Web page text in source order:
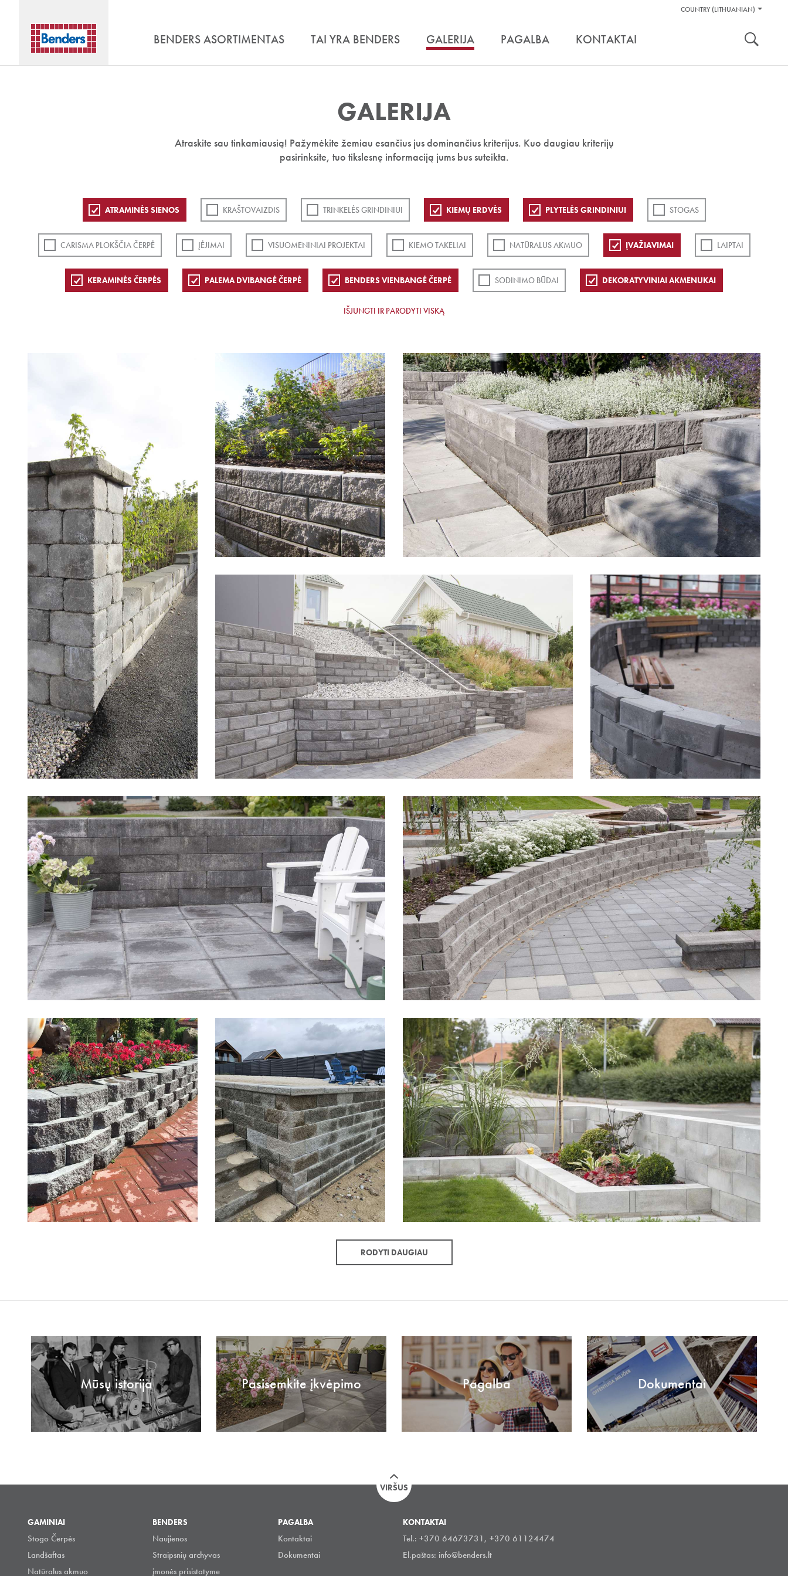
Pagalbos
COUNTRY (LITHUANIAN)
BENDERS ASORTIMENTAS TAI YRA BENDERS GALERIJA PAGALBA KONTAKTAI
GALERIJA
Atraskite sau tinkamiausią! Pažymėkite žemiau esančius jus dominančius kriterijus. Kuo daugiau kriterijų
pasirinksite, tuo tikslesnę informaciją jums bus suteikta.
ATRAMINĖS SIENOS KRAŠTOVAIZDIS TRINKELĖS GRINDINIUI KIEMŲ ERDVĖS PLYTELĖS GRINDINIUI STOGAS
CARISMA PLOKŠČIA ČERPĖ ĮĖJIMAI VISUOMENINIAI PROJEKTAI KIEMO TAKELIAI NATŪRALUS AKMUO ĮVAŽIAVIMAI LAIPTAI
KERAMINĖS ČERPĖS PALEMA DVIBANGĖ ČERPĖ BENDERS VIENBANGĖ ČERPĖ SODINIMO BŪDAI DEKORATYVINIAI AKMENUKAI
IŠJUNGTI IR PARODYTI VISKĄ
RODYTI DAUGIAU
Mūsų istorija Pasisemkite įkvėpimo Pagalba Dokumentai
VIRŠUS
GAMINIAI
Stogo Čerpės
Landšaftas
Natūralus akmuo
BENDERS
Naujienos
Straipsnių archyvas
įmonės prisistatyme
PAGALBA
Kontaktai
Dokumentai
KONTAKTAI
Tel.: +370 64673731, +370 61124474
El.paštas: info@benders.lt